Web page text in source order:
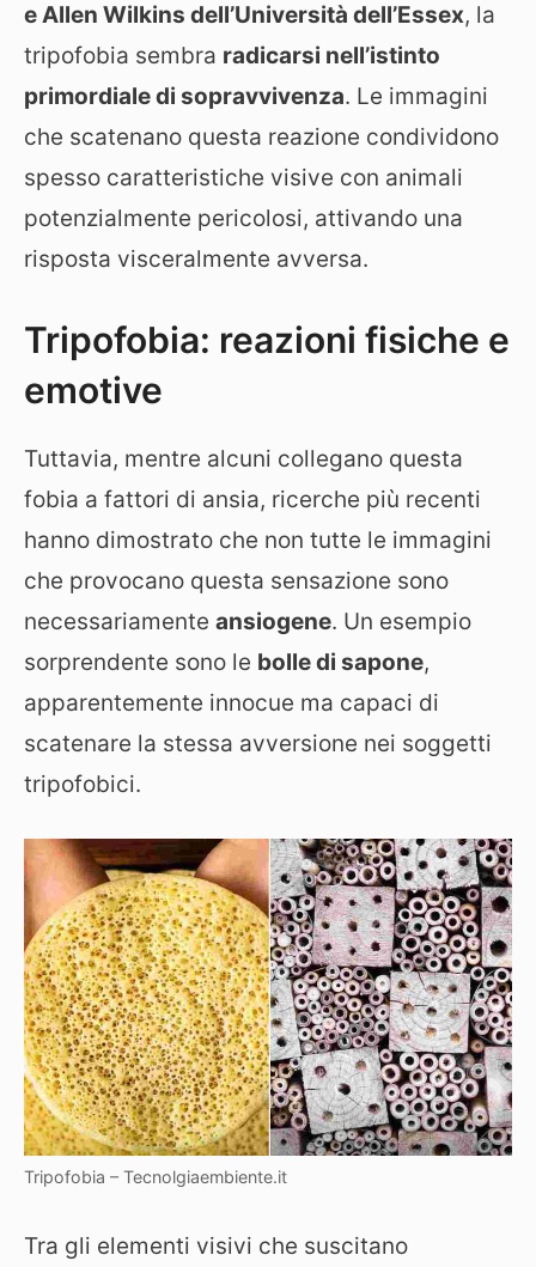
e Allen Wilkins dell’Università dell’Essex, la
tripofobia sembra radicarsi nell’istinto
primordiale di sopravvivenza. Le immagini
che scatenano questa reazione condividono
spesso caratteristiche visive con animali
potenzialmente pericolosi, attivando una
risposta visceralmente avversa.
Tripofobia: reazioni fisiche e
emotive
Tuttavia, mentre alcuni collegano questa
fobia a fattori di ansia, ricerche più recenti
hanno dimostrato che non tutte le immagini
che provocano questa sensazione sono
necessariamente ansiogene. Un esempio
sorprendente sono le bolle di sapone,
apparentemente innocue ma capaci di
scatenare la stessa avversione nei soggetti
tripofobici.
Tripofobia – Tecnolgiaembiente.it
Tra gli elementi visivi che suscitano